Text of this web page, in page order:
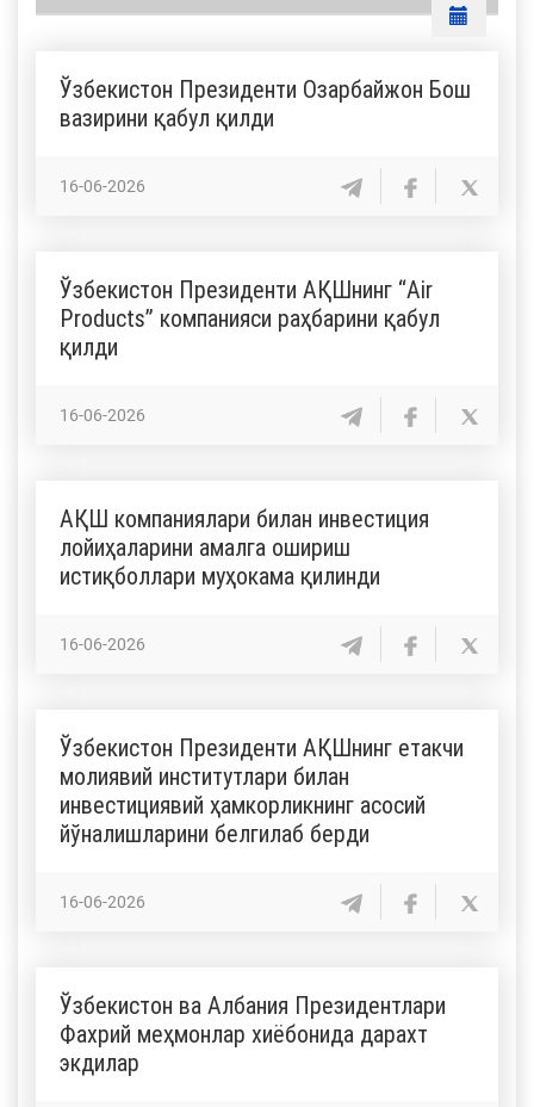
Ўзбекистон Президенти Озарбайжон Бош
вазирини қабул қилди
16-06-2026
Ўзбекистон Президенти АҚШнинг “Air
Products” компанияси раҳбарини қабул
қилди
16-06-2026
АҚШ компаниялари билан инвестиция
лойиҳаларини амалга ошириш
истиқболлари муҳокама қилинди
16-06-2026
Ўзбекистон Президенти АҚШнинг етакчи
молиявий институтлари билан
инвестициявий ҳамкорликнинг асосий
йўналишларини белгилаб берди
16-06-2026
Ўзбекистон ва Албания Президентлари
Фахрий меҳмонлар хиёбонида дарахт
экдилар